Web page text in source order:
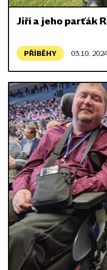
Jiří a jeho parťák
PŘÍBĚHY 03.10. 2024